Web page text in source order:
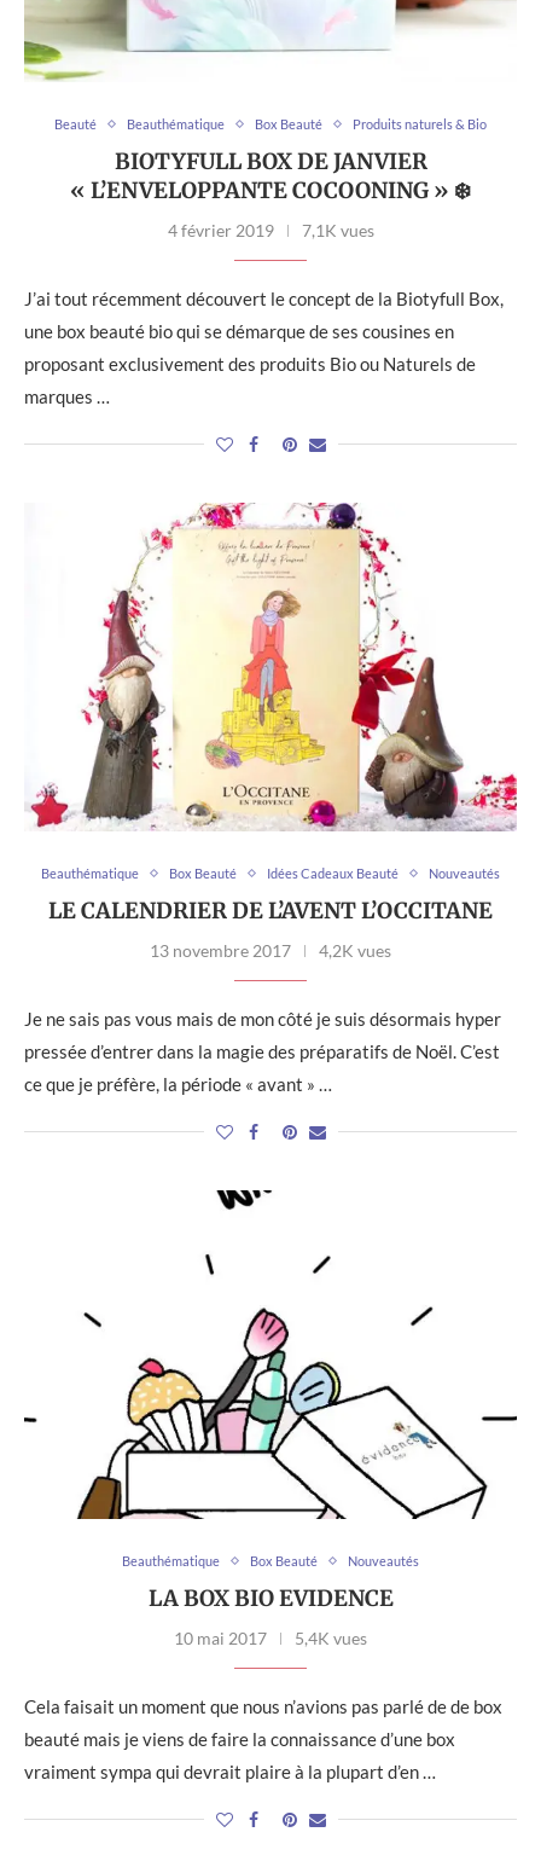
Beauté Beauthématique Box Beauté Produits naturels & Bio
BIOTYFULL BOX DE JANVIER
« L’ENVELOPPANTE COCOONING » ❄️
4 février 2019 7,1K vues
J’ai tout récemment découvert le concept de la Biotyfull Box,
une box beauté bio qui se démarque de ses cousines en
proposant exclusivement des produits Bio ou Naturels de
marques …
Beauthématique Box Beauté Idées Cadeaux Beauté Nouveautés
LE CALENDRIER DE L’AVENT L’OCCITANE
13 novembre 2017 4,2K vues
Je ne sais pas vous mais de mon côté je suis désormais hyper
pressée d’entrer dans la magie des préparatifs de Noël. C’est
ce que je préfère, la période « avant » …
Beauthématique Box Beauté Nouveautés
LA BOX BIO EVIDENCE
10 mai 2017 5,4K vues
Cela faisait un moment que nous n’avions pas parlé de de box
beauté mais je viens de faire la connaissance d’une box
vraiment sympa qui devrait plaire à la plupart d’en …